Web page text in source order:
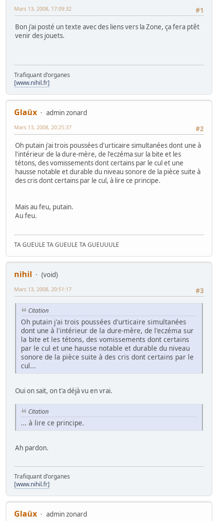
#1
Mars 13, 2008, 17:09:32
Bon j'ai posté un texte avec des liens vers la Zone, ça fera ptêt
venir des jouets.
Trafiquant d'organes
[www.nihil.fr]
Glaüx
admin zonard
#2
Mars 13, 2008, 20:25:37
Oh putain j'ai trois poussées d'urticaire simultanées dont une à
l'intérieur de la dure-mère, de l'eczéma sur la bite et les
tétons, des vomissements dont certains par le cul et une
hausse notable et durable du niveau sonore de la pièce suite à
des cris dont certains par le cul, à lire ce principe.
Mais au feu, putain.
Au feu.
TA GUEULE TA GUEULE TA GUEUUULE
nihil
(void)
#3
Mars 13, 2008, 20:51:17
Citation
Oh putain j'ai trois poussées d'urticaire simultanées
dont une à l'intérieur de la dure-mère, de l'eczéma sur
la bite et les tétons, des vomissements dont certains
par le cul et une hausse notable et durable du niveau
sonore de la pièce suite à des cris dont certains par le
cul...
Oui on sait, on t'a déjà vu en vrai.
Citation
... à lire ce principe.
Ah pardon.
Trafiquant d'organes
[www.nihil.fr]
Glaüx
admin zonard